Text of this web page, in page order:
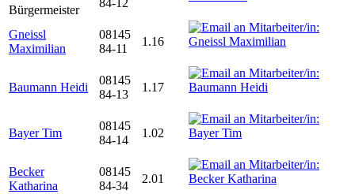
Bürgermeister
84-12
Gneissl
Maximilian
08145
84-11
1.16
Baumann Heidi
08145
84-13
1.17
Bayer Tim
08145
84-14
1.02
Becker
Katharina
08145
84-34
2.01